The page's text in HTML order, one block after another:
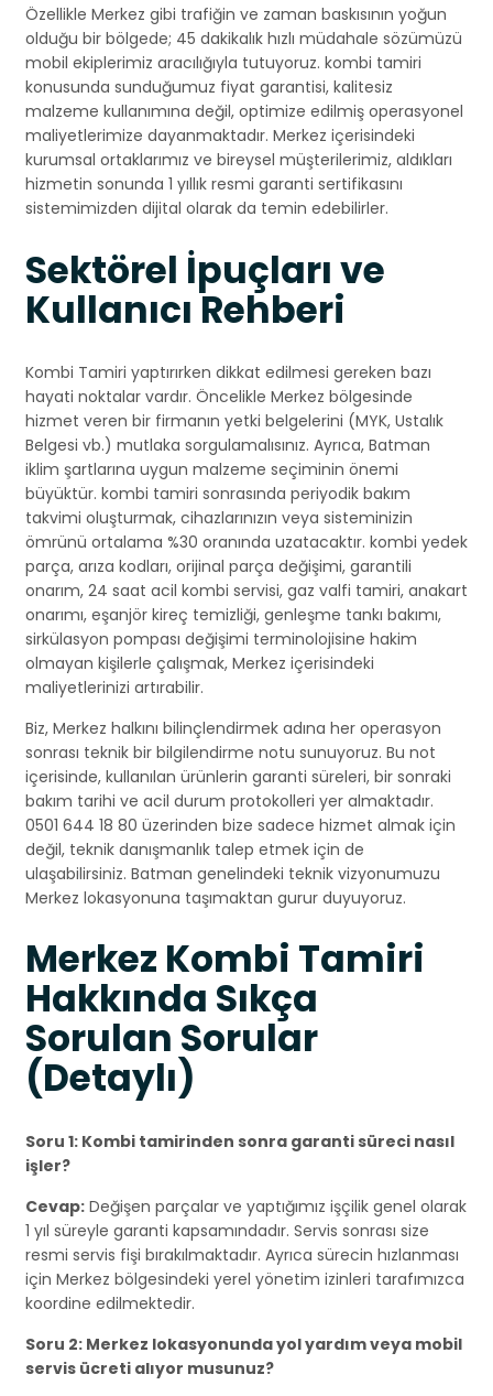
Özellikle Merkez gibi trafiğin ve zaman baskısının yoğun
olduğu bir bölgede; 45 dakikalık hızlı müdahale sözümüzü
mobil ekiplerimiz aracılığıyla tutuyoruz. kombi tamiri
konusunda sunduğumuz fiyat garantisi, kalitesiz
malzeme kullanımına değil, optimize edilmiş operasyonel
maliyetlerimize dayanmaktadır. Merkez içerisindeki
kurumsal ortaklarımız ve bireysel müşterilerimiz, aldıkları
hizmetin sonunda 1 yıllık resmi garanti sertifikasını
sistemimizden dijital olarak da temin edebilirler.
Sektörel İpuçları ve
Kullanıcı Rehberi
Kombi Tamiri yaptırırken dikkat edilmesi gereken bazı
hayati noktalar vardır. Öncelikle Merkez bölgesinde
hizmet veren bir firmanın yetki belgelerini (MYK, Ustalık
Belgesi vb.) mutlaka sorgulamalısınız. Ayrıca, Batman
iklim şartlarına uygun malzeme seçiminin önemi
büyüktür. kombi tamiri sonrasında periyodik bakım
takvimi oluşturmak, cihazlarınızın veya sisteminizin
ömrünü ortalama %30 oranında uzatacaktır. kombi yedek
parça, arıza kodları, orijinal parça değişimi, garantili
onarım, 24 saat acil kombi servisi, gaz valfi tamiri, anakart
onarımı, eşanjör kireç temizliği, genleşme tankı bakımı,
sirkülasyon pompası değişimi terminolojisine hakim
olmayan kişilerle çalışmak, Merkez içerisindeki
maliyetlerinizi artırabilir.
Biz, Merkez halkını bilinçlendirmek adına her operasyon
sonrası teknik bir bilgilendirme notu sunuyoruz. Bu not
içerisinde, kullanılan ürünlerin garanti süreleri, bir sonraki
bakım tarihi ve acil durum protokolleri yer almaktadır.
0501 644 18 80 üzerinden bize sadece hizmet almak için
değil, teknik danışmanlık talep etmek için de
ulaşabilirsiniz. Batman genelindeki teknik vizyonumuzu
Merkez lokasyonuna taşımaktan gurur duyuyoruz.
Merkez Kombi Tamiri
Hakkında Sıkça
Sorulan Sorular
(Detaylı)
Soru 1: Kombi tamirinden sonra garanti süreci nasıl
işler?
Cevap: Değişen parçalar ve yaptığımız işçilik genel olarak
1 yıl süreyle garanti kapsamındadır. Servis sonrası size
resmi servis fişi bırakılmaktadır. Ayrıca sürecin hızlanması
için Merkez bölgesindeki yerel yönetim izinleri tarafımızca
koordine edilmektedir.
Soru 2: Merkez lokasyonunda yol yardım veya mobil
servis ücreti alıyor musunuz?